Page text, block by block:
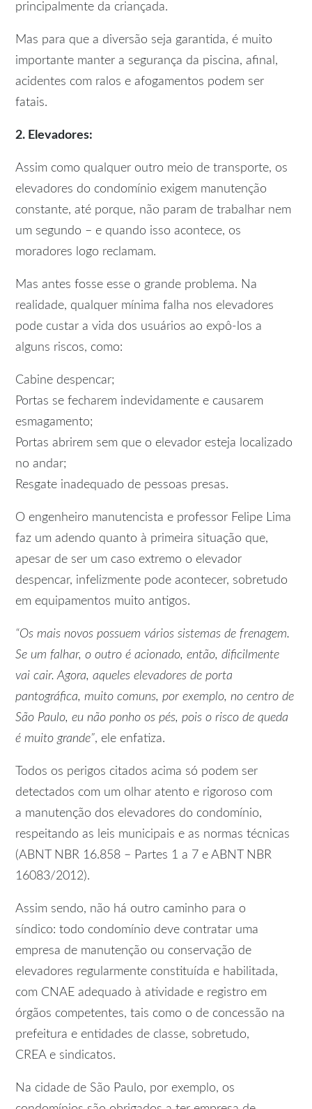
principalmente da criançada.
Mas para que a diversão seja garantida, é muito
importante manter a segurança da piscina, afinal,
acidentes com ralos e afogamentos podem ser
fatais.
2. Elevadores:
Assim como qualquer outro meio de transporte, os
elevadores do condomínio exigem manutenção
constante, até porque, não param de trabalhar nem
um segundo – e quando isso acontece, os
moradores logo reclamam.
Mas antes fosse esse o grande problema. Na
realidade, qualquer mínima falha nos elevadores
pode custar a vida dos usuários ao expô-los a
alguns riscos, como:
Cabine despencar;
Portas se fecharem indevidamente e causarem
esmagamento;
Portas abrirem sem que o elevador esteja localizado
no andar;
Resgate inadequado de pessoas presas.
O engenheiro manutencista e professor Felipe Lima
faz um adendo quanto à primeira situação que,
apesar de ser um caso extremo o elevador
despencar, infelizmente pode acontecer, sobretudo
em equipamentos muito antigos.
“Os mais novos possuem vários sistemas de frenagem.
Se um falhar, o outro é acionado, então, dificilmente
vai cair. Agora, aqueles elevadores de porta
pantográfica, muito comuns, por exemplo, no centro de
São Paulo, eu não ponho os pés, pois o risco de queda
é muito grande”, ele enfatiza.
Todos os perigos citados acima só podem ser
detectados com um olhar atento e rigoroso com
a manutenção dos elevadores do condomínio,
respeitando as leis municipais e as normas técnicas
(ABNT NBR 16.858 – Partes 1 a 7 e ABNT NBR
16083/2012).
Assim sendo, não há outro caminho para o
síndico: todo condomínio deve contratar uma
empresa de manutenção ou conservação de
elevadores regularmente constituída e habilitada,
com CNAE adequado à atividade e registro em
órgãos competentes, tais como o de concessão na
prefeitura e entidades de classe, sobretudo,
CREA e sindicatos.
Na cidade de São Paulo, por exemplo, os